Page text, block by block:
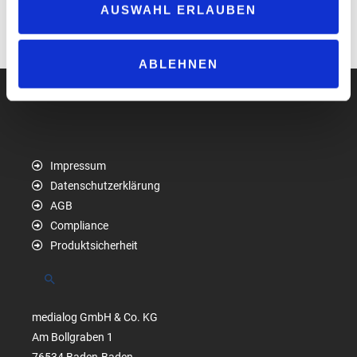
AUSWAHL ERLAUBEN
ABLEHNEN
Mit Herz und Heimatgefühl in Würzburg
Monitor:Das E-Auto-Laden wird bidirektional
Impressum
Datenschutzerklärung
AGB
Compliance
Produktsicherheit
Suchen
medialog GmbH & Co. KG
Am Bollgraben 1